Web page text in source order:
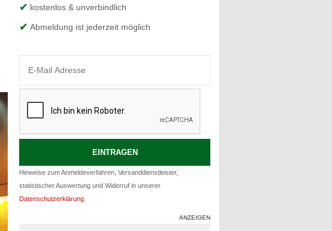
kostenlos & unverbindlich
Abmeldung ist jederzeit möglich
Hinweise zum Anmeldeverfahren, Versanddienstleister,
statistischer Auswertung und Widerruf in unserer
Datenschutzerklärung
ANZEIGEN